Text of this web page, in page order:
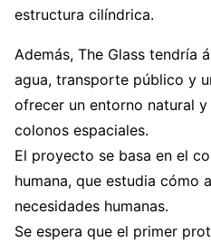
estructura cilíndrica.
Además, The Glass tendría
agua, transporte público y
ofrecer un entorno natural
colonos espaciales.
El proyecto se basa en el
humana, que estudia cómo
necesidades humanas.
Se espera que el primer